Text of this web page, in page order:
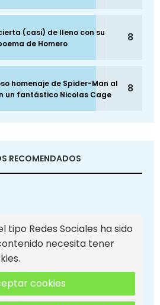
(casi) de lleno con su
de Homero
8
homenaje de Spider-Man al
un fantástico Nicolas Cage
8
RECOMENDADOS
tipo Redes Sociales ha sido
necesita tener
cookies